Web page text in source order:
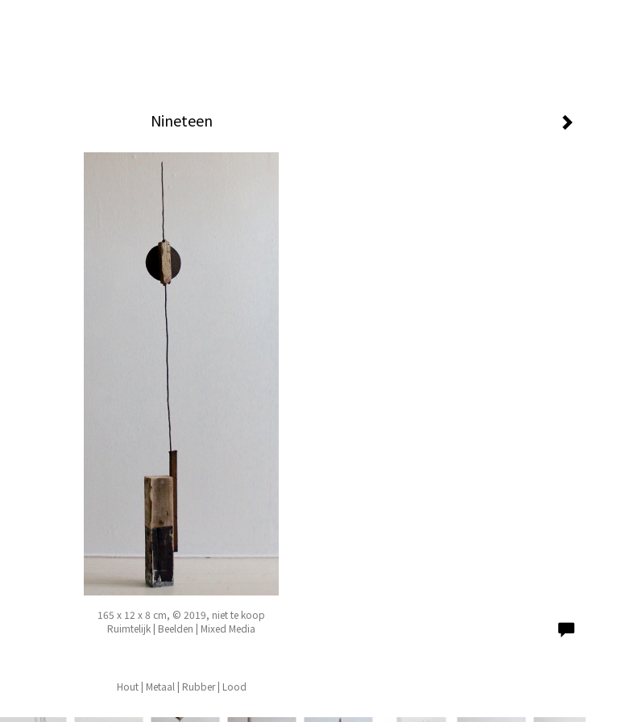
Nineteen
165 x 12 x 8 cm, © 2019, niet te koop
Ruimtelijk | Beelden | Mixed Media
Hout | Metaal | Rubber | Lood